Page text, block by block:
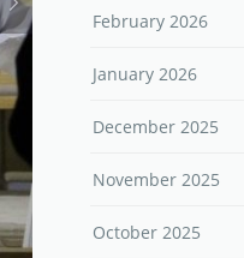
February 2026
January 2026
December 2025
November 2025
October 2025